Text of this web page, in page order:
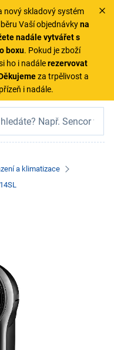
nový skladový systém
Vaší objednávkyna
nadále vytvářet s
boxu. Pokud je zboží
ho i nadálerezervovat
za trpělivost a
i nadále.
a klimatizace